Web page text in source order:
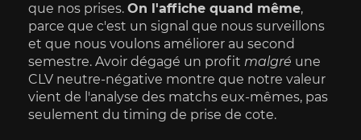
que nos prises. On l'affiche quand même,
parce que c'est un signal que nous surveillons
et que nous voulons améliorer au second
semestre. Avoir dégagé un profit malgré une
CLV neutre-négative montre que notre valeur
vient de l'analyse des matchs eux-mêmes, pas
seulement du timing de prise de cote.